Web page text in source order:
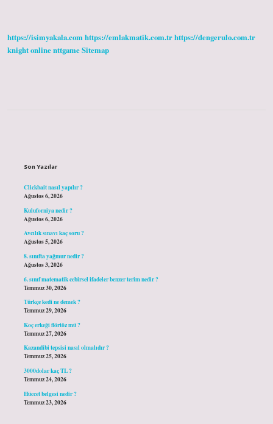
Sever
https://isimyakala.comhttps://emlakmatik.com.trhttps://dengerulo.com.tr
knight onlinenttgameSitemap
Son Yazılar
Clickbait nasıl yapılır ?
Ağustos 6, 2026
Kuluforniya nedir ?
Ağustos 6, 2026
Avcılık sınavı kaç soru ?
Ağustos 5, 2026
8. sınıfta yağmur nedir ?
Ağustos 3, 2026
6. sınıf matematik cebirsel ifadeler benzer terim nedir ?
Temmuz 30, 2026
Türkçe kedi ne demek ?
Temmuz 29, 2026
Koç erkeği flörtöz mü ?
Temmuz 27, 2026
Kazandibi tepsisi nasıl olmalıdır ?
Temmuz 25, 2026
3000dolar kaç TL ?
Temmuz 24, 2026
Hüccet belgesi nedir ?
Temmuz 23, 2026